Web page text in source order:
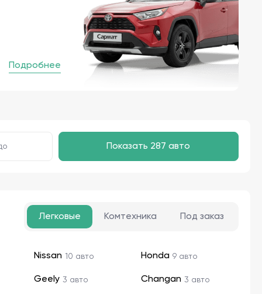
Подробнее
Показать 287 авто
Легковые Комтехника Под заказ
Nissan 10 авто Honda 9 авто
Geely 3 авто Changan 3 авто